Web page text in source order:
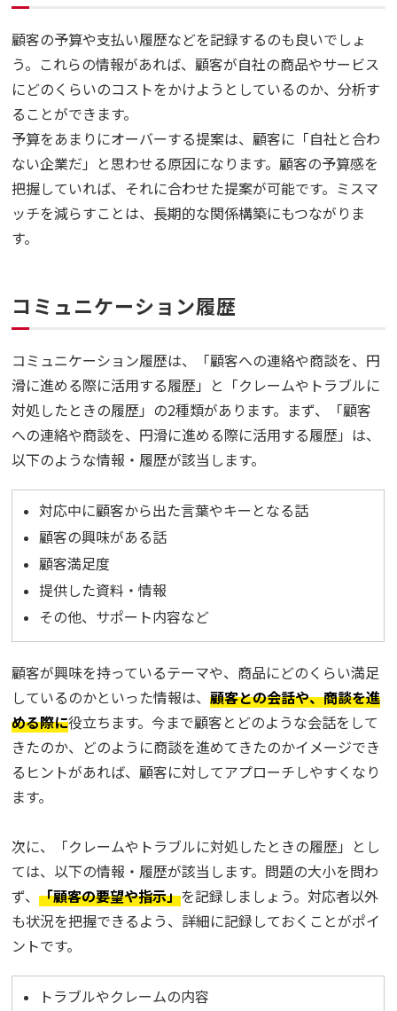
顧客の予算や支払い履歴などを記録するのも良いでしょ
う。これらの情報があれば、顧客が自社の商品やサービス
にどのくらいのコストをかけようとしているのか、分析す
ることができます。
予算をあまりにオーバーする提案は、顧客に「自社と合わ
ない企業だ」と思わせる原因になります。顧客の予算感を
把握していれば、それに合わせた提案が可能です。ミスマ
ッチを減らすことは、長期的な関係構築にもつながりま
す。
コミュニケーション履歴
コミュニケーション履歴は、「顧客への連絡や商談を、円
滑に進める際に活用する履歴」と「クレームやトラブルに
対処したときの履歴」の2種類があります。まず、「顧客
への連絡や商談を、円滑に進める際に活用する履歴」は、
以下のような情報・履歴が該当します。
対応中に顧客から出た言葉やキーとなる話
顧客の興味がある話
顧客満足度
提供した資料・情報
その他、サポート内容など
顧客が興味を持っているテーマや、商品にどのくらい満足
しているのかといった情報は、顧客との会話や、商談を進
める際に役立ちます。今まで顧客とどのような会話をして
きたのか、どのように商談を進めてきたのかイメージでき
るヒントがあれば、顧客に対してアプローチしやすくなり
ます。
次に、「クレームやトラブルに対処したときの履歴」とし
ては、以下の情報・履歴が該当します。問題の大小を問わ
ず、「顧客の要望や指示」を記録しましょう。対応者以外
も状況を把握できるよう、詳細に記録しておくことがポイ
ントです。
トラブルやクレームの内容